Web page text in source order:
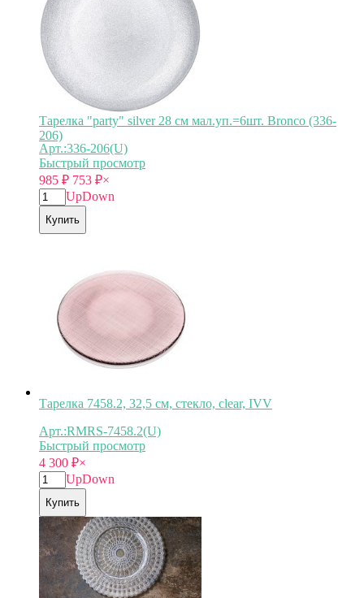
Тарелка "party" silver 28 см мал.уп.=6шт. Bronco (336-
206)
Арт.:336-206(U)
Быстрый просмотр
985 ₽ 753 ₽×
UpDown
Купить
Тарелка 7458.2, 32,5 см, стекло, clear, IVV
Арт.:RMRS-7458.2(U)
Быстрый просмотр
4 300 ₽×
UpDown
Купить